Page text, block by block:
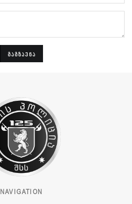
ᲒᲐᲒᲖᲐᲕᲜᲐ
NAVIGATION